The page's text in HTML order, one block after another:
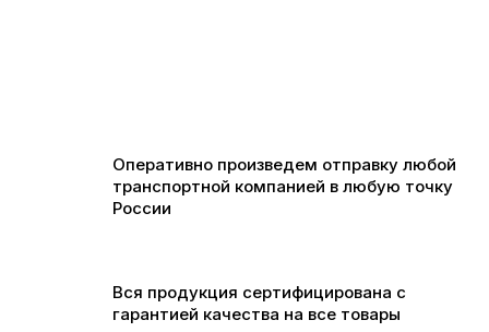
Оперативно произведем отправку любой
транспортной компанией в любую точку
России
Вся продукция сертифицирована с
гарантией качества на все товары